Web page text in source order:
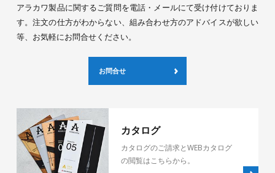
アラカワ製品に関するご質問を電話・メールにて受け付けておりま
す。注文の仕方がわからない、組み合わせ方のアドバイスが欲しい
等、お気軽にお問合せください。
お問合せ
カタログ
カタログのご請求とWEBカタログ
の閲覧はこちらから。